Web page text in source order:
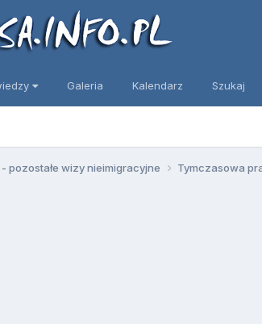
Galeria Kalendarz Szukaj
- pozostałe wizy nieimigracyjne Tymczasowa